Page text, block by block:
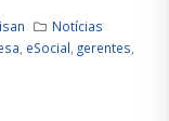
Notícias
, eSocial, gerentes,